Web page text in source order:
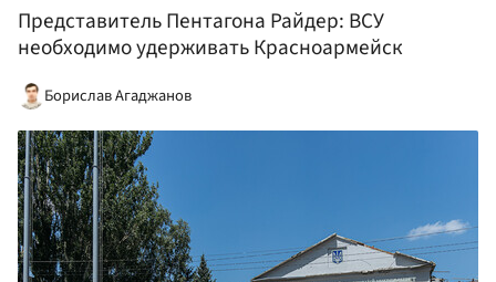
Представитель Пентагона Райдер: ВСУ
необходимо удерживать Красноармейск
Борислав Агаджанов